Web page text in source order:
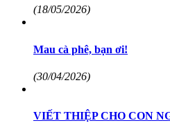
(18/05/2026)
Mau cà phê, bạn ơi!
(30/04/2026)
VIẾT THIỆP CHO CON